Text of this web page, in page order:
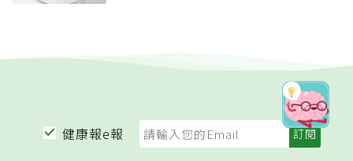
健康報e報